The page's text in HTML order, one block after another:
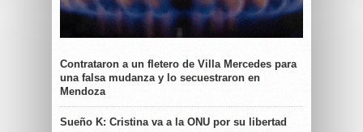
Contrataron a un fletero de Villa Mercedes para
una falsa mudanza y lo secuestraron en
Mendoza
Sueño K: Cristina va a la ONU por su libertad